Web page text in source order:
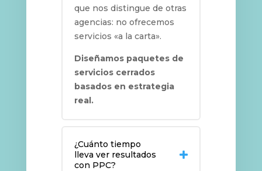
que nos distingue de otras
agencias: no ofrecemos
servicios «a la carta».
Diseñamos paquetes de
servicios cerrados
basados en estrategia
real.
¿Cuánto tiempo
lleva ver resultados
con PPC?